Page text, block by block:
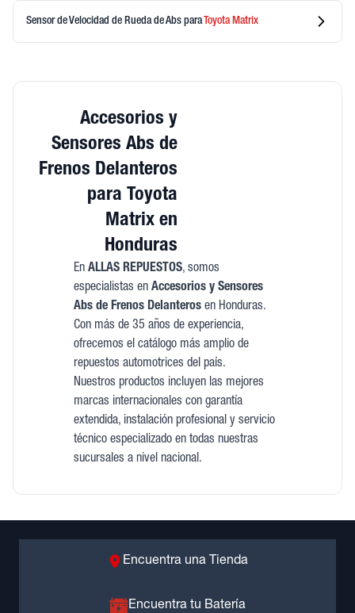
Sensor de Velocidad de Rueda de Abs paraToyotaMatrix
Accesorios y
Sensores Abs de
Frenos Delanteros
para Toyota
Matrix en
Honduras
En ALLAS REPUESTOS, somos
especialistas en Accesorios y Sensores
Abs de Frenos Delanterosen Honduras.
Con más de 35 años de experiencia,
ofrecemos el catálogo más amplio de
repuestos automotrices del país.
Nuestros productos incluyen las mejores
marcas internacionales con garantía
extendida, instalación profesional y servicio
técnico especializado en todas nuestras
sucursales a nivel nacional.
Encuentra una Tienda
Encuentra tu Batería